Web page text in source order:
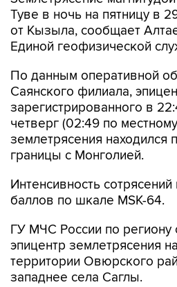
Туве в ночь на пятницу в
от Кызыла, сообщает
Единой геофизической
По данным оперативной
Саянского филиала,
зарегистрированного в
четверг (02:49 по
землетрясения находился
границы с Монголией.
Интенсивность
баллов по шкале MSK-64.
ГУ МЧС России по региону
эпицентр землетрясения
территории Овюрского
западнее села Саглы.